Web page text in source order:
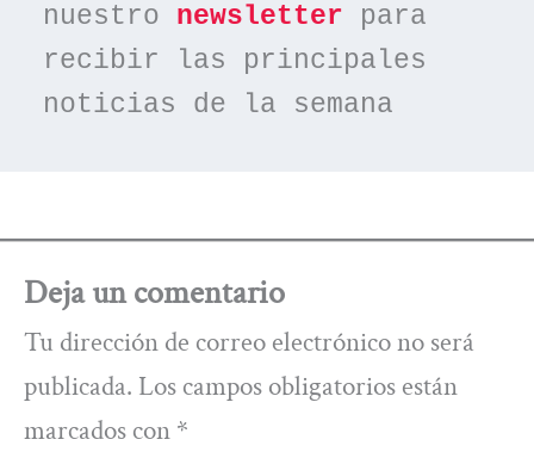
nuestro newsletter para
recibir las principales
noticias de la semana
Deja un comentario
Tu dirección de correo electrónico no será
publicada. Los campos obligatorios están
marcados con *